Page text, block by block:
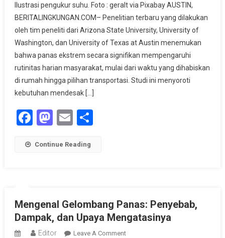
Ekstrem
Ganggu
Aktivitas
Harian
Dan
Ancam
Kelompok
Ilustrasi pengukur suhu. Foto : geralt via Pixabay AUSTIN,
BERITALINGKUNGAN.COM– Penelitian terbaru yang dilakukan
oleh tim peneliti dari Arizona State University, University of
Washington, dan University of Texas at Austin menemukan
bahwa panas ekstrem secara signifikan mempengaruhi
rutinitas harian masyarakat, mulai dari waktu yang dihabiskan
di rumah hingga pilihan transportasi. Studi ini menyoroti
kebutuhan mendesak […]
Facebook
Mastodon
EmailShare
Continue Reading
Mengenal Gelombang Panas: Penyebab,
Dampak, dan Upaya Mengatasinya
Editor Leave A CommentOn